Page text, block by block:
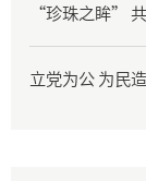
“珍珠之眸”